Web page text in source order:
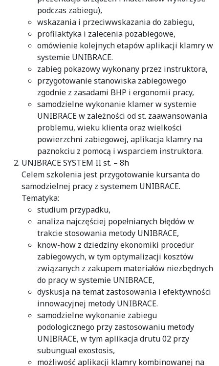
podczas zabiegu),
wskazania i przeciwwskazania do zabiegu,
profilaktyka i zalecenia pozabiegowe,
omówienie kolejnych etapów aplikacji klamry w
systemie UNIBRACE.
zabieg pokazowy wykonany przez instruktora,
przygotowanie stanowiska zabiegowego
zgodnie z zasadami BHP i ergonomii pracy,
samodzielne wykonanie klamer w systemie
UNIBRACE w zależności od st. zaawansowania
problemu, wieku klienta oraz wielkości
powierzchni zabiegowej, aplikacja klamry na
paznokciu z pomocą i wsparciem instruktora.
UNIBRACE SYSTEM II st. – 8h
Celem szkolenia jest przygotowanie kursanta do
samodzielnej pracy z systemem UNIBRACE.
Tematyka:
studium przypadku,
analiza najczęściej popełnianych błędów w
trakcie stosowania metody UNIBRACE,
know-how z dziedziny ekonomiki procedur
zabiegowych, w tym optymalizacji kosztów
związanych z zakupem materiałów niezbędnych
do pracy w systemie UNIBRACE,
dyskusja na temat zastosowania i efektywności
innowacyjnej metody UNIBRACE.
samodzielne wykonanie zabiegu
podologicznego przy zastosowaniu metody
UNIBRACE, w tym aplikacja drutu 02 przy
subungual exostosis,
możliwość aplikacji klamry kombinowanej na